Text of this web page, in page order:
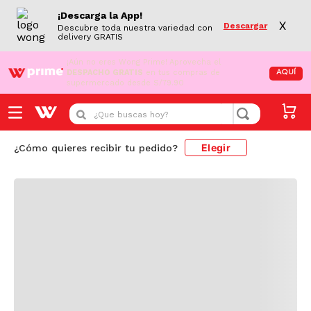
¡Descarga la App!
Descubre toda nuestra variedad con
delivery GRATIS
Descargar X
¡Aún no eres Wong Prime! Aprovecha el
DESPACHO GRATIS en tus compras de
supermercado desde S/79.90
AQUÍ
¿Que buscas hoy?
¿Cómo quieres recibir tu pedido? Elegir
Cargando comentarios...